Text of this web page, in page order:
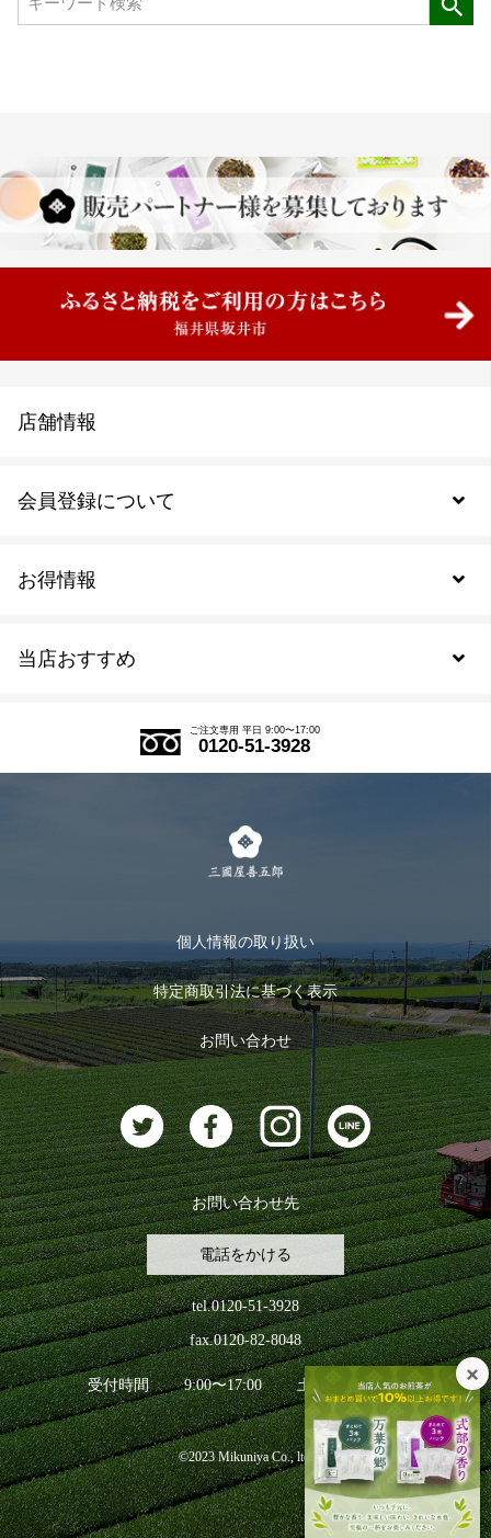
当店おすすめ
式部の香りシリーズ
お茶のギフト
おすすめのお茶
お茶に合うスイーツ
お得情報
会員登録について
会員規約について
ログイン
ログアウト
店舗情報
ご注文専用 平日 9:00〜17:00
0120-51-3928
個人情報の取り扱い
特定商取引法に基づく表示
お問い合わせ
お問い合わせ先
電話をかける
tel.0120-51-3928
fax.0120-82-8048
受付時間 9:00〜17:00 土日祝日を除く
©2023 Mikuniya Co., ltd.